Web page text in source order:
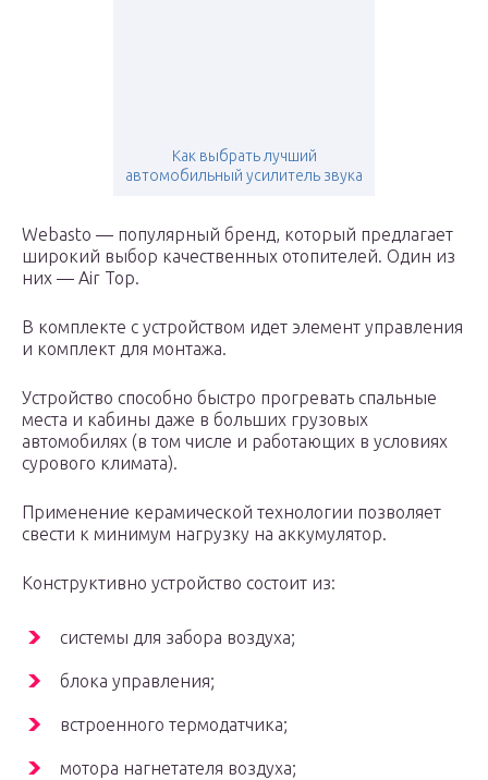
Как выбрать лучший
автомобильный усилитель звука
Webasto — популярный бренд, который предлагает
широкий выбор качественных отопителей. Один из
них — Air Top.
В комплекте с устройством идет элемент управления
и комплект для монтажа.
Устройство способно быстро прогревать спальные
места и кабины даже в больших грузовых
автомобилях (в том числе и работающих в условиях
сурового климата).
Применение керамической технологии позволяет
свести к минимум нагрузку на аккумулятор.
Конструктивно устройство состоит из:
системы для забора воздуха;
блока управления;
встроенного термодатчика;
мотора нагнетателя воздуха;